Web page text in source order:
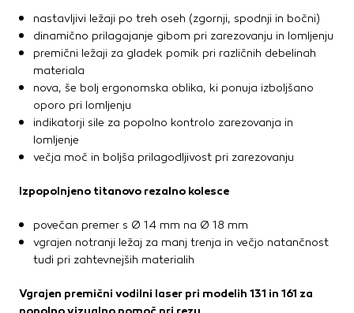
nastavljivi ležaji po treh oseh (zgornji, spodnji in bočni)
dinamično prilagajanje gibom pri zarezovanju in lomljenju
premični ležaji za gladek pomik pri različnih debelinah
materiala
nova, še bolj ergonomska oblika, ki ponuja izboljšano
oporo pri lomljenju
indikatorji sile za popolno kontrolo zarezovanja in
lomljenje
večja moč in boljša prilagodljivost pri zarezovanju
Izpopolnjeno titanovo rezalno kolesce
povečan premer s Ø 14 mm na Ø 18 mm
vgrajen notranji ležaj za manj trenja in večjo natančnost
tudi pri zahtevnejših materialih
Vgrajen premični vodilni laser pri modelih 131 in 161 za